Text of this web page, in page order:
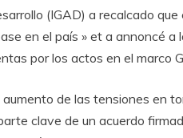
(IGAD) a recalcado que
en el país » et a annoncé a
por los actos en el marco
de las tensiones en
clave de un acuerdo